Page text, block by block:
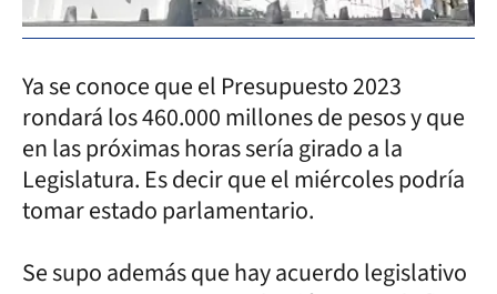
Ya se conoce que el Presupuesto 2023
rondará los 460.000 millones de pesos y que
en las próximas horas sería girado a la
Legislatura. Es decir que el miércoles podría
tomar estado parlamentario.
Se supo además que hay acuerdo legislativo